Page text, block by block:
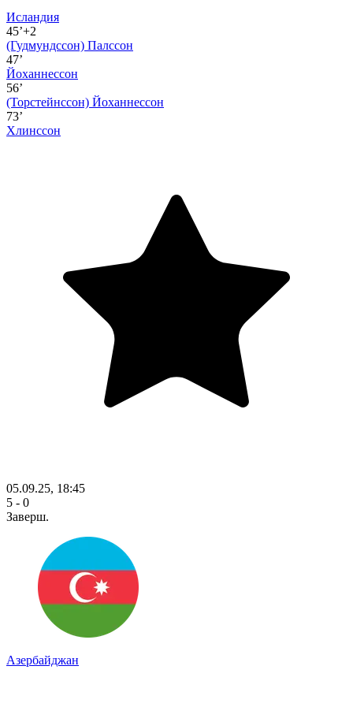
Исландия
45’+2
(Гудмундссон) Палссон
47’
Йоханнессон
56’
(Торстейнссон) Йоханнессон
73’
Хлинссон
05.09.25, 18:45
5 - 0
Заверш.
Азербайджан